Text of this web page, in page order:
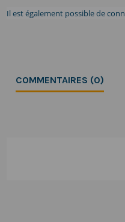
Il est également possible de
COMMENTAIRES (0)